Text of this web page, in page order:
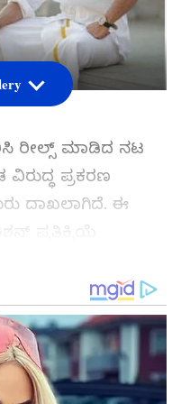
ರೀಲ್ಸ್‌ ಮಾಡಿದ ನಟ
ಪ್ರಕರಣ
ದಾಖಲಾಗಿದೆ. ಈ
news ಅನ್ನು